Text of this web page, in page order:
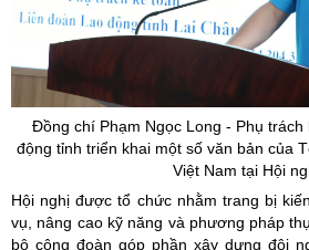
Đồng chí Phạm Ngọc Long - Phụ trách
động tỉnh triển khai một số văn bản của
Việt Nam tại Hội
Hội nghị được tổ chức nhằm trang bị
vụ, nâng cao kỹ năng và phương pháp
bộ công đoàn góp phần xây dựng đội